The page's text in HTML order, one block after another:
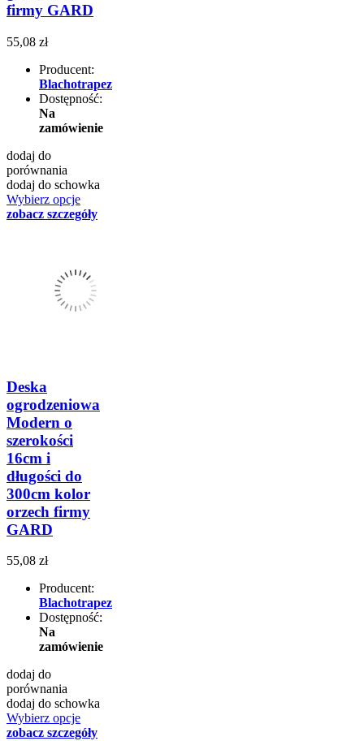
firmy GARD
55,08 zł
Producent:
Blachotrapez
Dostępność:
Na
zamówienie
dodaj do
porównania
dodaj do schowka
Wybierz opcje
zobacz szczegóły
Deska
ogrodzeniowa
Modern o
szerokości
16cm i
długości do
300cm kolor
orzech firmy
GARD
55,08 zł
Producent:
Blachotrapez
Dostępność:
Na
zamówienie
dodaj do
porównania
dodaj do schowka
Wybierz opcje
zobacz szczegóły